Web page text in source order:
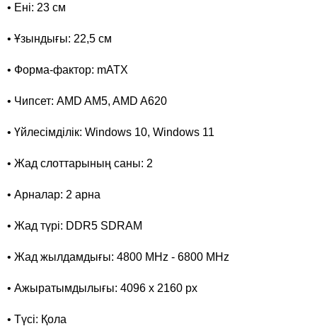
• Ені: 23 см
• Ұзындығы: 22,5 см
• Форма-фактор: mATX
• Чипсет: AMD AM5, AMD A620
• Үйлесімділік: Windows 10, Windows 11
• Жад слоттарының саны: 2
• Арналар: 2 арна
• Жад түрі: DDR5 SDRAM
• Жад жылдамдығы: 4800 MHz - 6800 MHz
• Ажыратымдылығы: 4096 x 2160 px
• Түсі: Қола